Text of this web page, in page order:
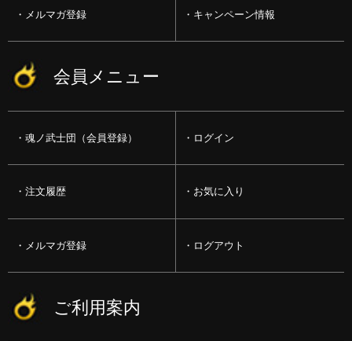
メルマガ登録 キャンペーン情報
会員メニュー
魂ノ武士団（会員登録） ログイン
注文履歴 お気に入り
メルマガ登録 ログアウト
ご利用案内